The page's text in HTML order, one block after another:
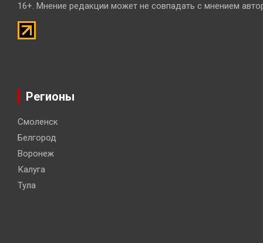
16+. Мнение редакции может не совпадать с мнением
Регионы
Смоленск
Белгород
Воронеж
Калуга
Тула